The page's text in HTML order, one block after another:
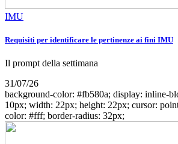
IMU
Requisiti per identificare le pertinenze ai fini IMU
Il prompt della settimana
31/07/26
background-color: #fb580a; display: inline-
10px; width: 22px; height: 22px; cursor:
color: #fff; border-radius: 32px;